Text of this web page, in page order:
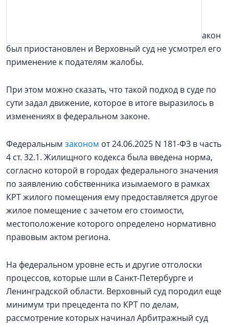
сложная правовая конструкция: региональный закон
был приостановлен и Верховный суд не усмотрел его
применение к подателям жалобы.
При этом можно сказать, что такой подход в суде по
сути задал движение, которое в итоге выразилось в
изменениях в федеральном законе.
Федеральным законом от 24.06.2025 N 181-ФЗ в часть
4 ст. 32.1. Жилищного кодекса была введена норма,
согласно которой в городах федерального значения
по заявлению собственника изымаемого в рамках
КРТ жилого помещения ему предоставляется другое
жилое помещение с зачетом его стоимости,
местоположение которого определено нормативно
правовым актом региона.
На федеральном уровне есть и другие отголоски
процессов, которые шли в Санкт-Петербурге и
Ленинградской области. Верховный суд породил еще
минимум три прецедента по КРТ по делам,
рассмотрение которых начинал Арбитражный суд